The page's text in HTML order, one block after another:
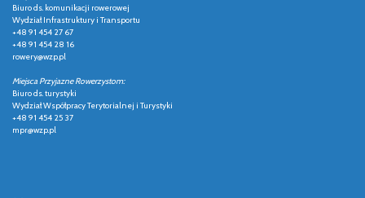
Biuro ds. komunikacji rowerowej
Wydział Infrastruktury i Transportu
+48 91 454 27 67
+48 91 454 28 16
rowery@wzp.pl
Miejsca Przyjazne Rowerzystom:
Biuro ds. turystyki
Wydział Współpracy Terytorialnej i Turystyki
+48 91 454 25 37
mpr@wzp.pl